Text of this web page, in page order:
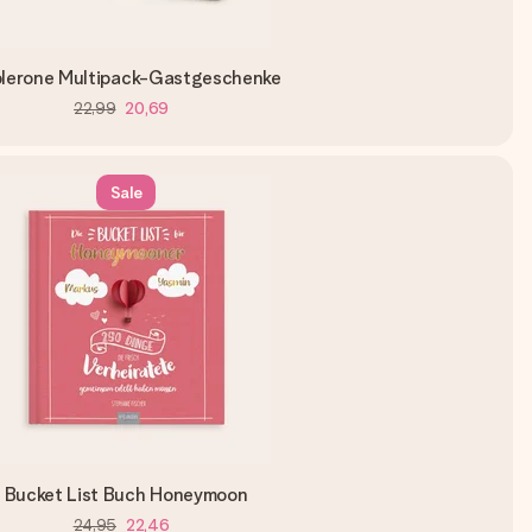
Multipack-Gastgeschenke
22,99 20,69
Sale
Bucket List Buch Honeymoon
24,95 22,46